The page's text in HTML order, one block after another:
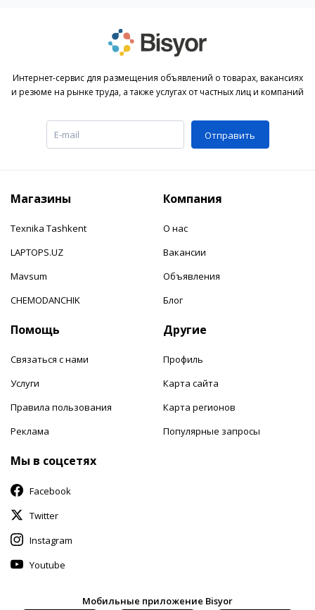
Интернет-сервис для размещения объявлений о товарах, вакансиях
и резюме на рынке труда, а также услугах от частных лиц и компаний
Отправить
Магазины
Texnika Tashkent
LAPTOPS.UZ
Mavsum
CHEMODANCHIK
Компания
О нас
Вакансии
Объявления
Блог
Помощь
Связаться с нами
Услуги
Правила пользования
Реклама
Другие
Профиль
Карта сайта
Карта регионов
Популярные запросы
Мы в соцсетях
Facebook
Twitter
Instagram
Youtube
Мобильные приложение Bisyor